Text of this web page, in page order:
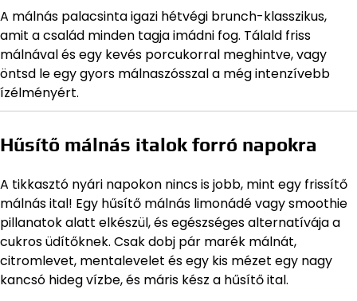
A málnás palacsinta igazi hétvégi brunch-klasszikus,
amit a család minden tagja imádni fog. Tálald friss
málnával és egy kevés porcukorral meghintve, vagy
öntsd le egy gyors málnaszósszal a még intenzívebb
ízélményért.
Hűsítő málnás italok forró napokra
A tikkasztó nyári napokon nincs is jobb, mint egy frissítő
málnás ital! Egy hűsítő málnás limonádé vagy smoothie
pillanatok alatt elkészül, és egészséges alternatívája a
cukros üdítőknek. Csak dobj pár marék málnát,
citromlevet, mentalevelet és egy kis mézet egy nagy
kancsó hideg vízbe, és máris kész a hűsítő ital.